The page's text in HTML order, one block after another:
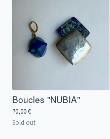
Boucles "NUBIA"
70,00€
Sold out